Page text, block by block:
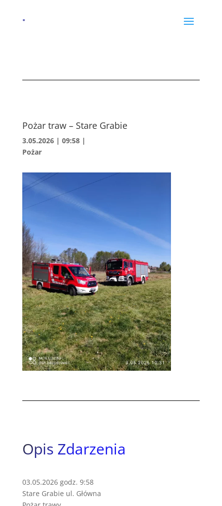
Pożar traw – Stare Grabie
3.05.2026 | 09:58|
Pożar
Opis Zdarzenia
03.05.2026 godz. 9:58
Stare Grabie ul. Główna